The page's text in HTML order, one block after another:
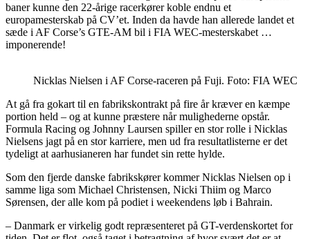
baner kunne den 22-årige racerkører koble endnu et
europamesterskab på CV’et. Inden da havde han allerede landet et
sæde i AF Corse’s GTE-AM bil i FIA WEC-mesterskabet …
imponerende!
Nicklas Nielsen i AF Corse-raceren på Fuji. Foto: FIA WEC
At gå fra gokart til en fabrikskontrakt på fire år kræver en kæmpe
portion held – og at kunne præstere når mulighederne opstår.
Formula Racing og Johnny Laursen spiller en stor rolle i Nicklas
Nielsens jagt på en stor karriere, men ud fra resultatlisterne er det
tydeligt at aarhusianeren har fundet sin rette hylde.
Som den fjerde danske fabrikskører kommer Nicklas Nielsen op i
samme liga som Michael Christensen, Nicki Thiim og Marco
Sørensen, der alle kom på podiet i weekendens løb i Bahrain.
– Danmark er virkelig godt repræsenteret på GT-verdenskortet for